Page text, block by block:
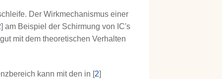
Der Wirkmechanismus einer
] am Beispiel der Schirmung von IC's
mit dem theoretischen Verhalten
kann mit den in [2]